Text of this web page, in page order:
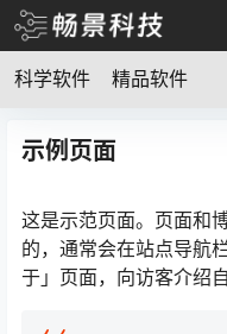
科学软件 精品软件
示例页面
这是示范页面。页面和
的，通常会在站点导航
于」页面，向访客介绍